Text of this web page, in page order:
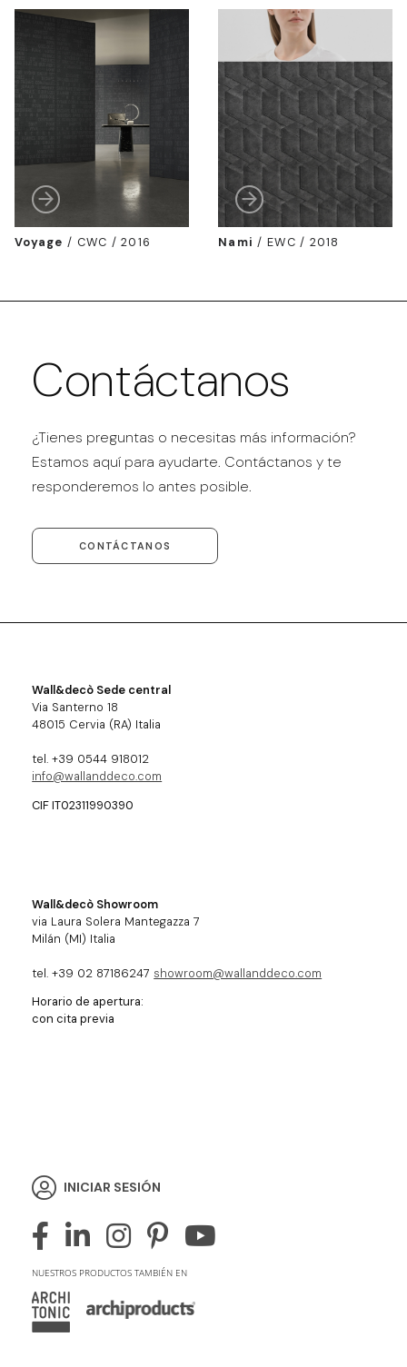
Voyage / CWC / 2016 Nami / EWC / 2018
Contáctanos
¿Tienes preguntas o necesitas más información?
Estamos aquí para ayudarte. Contáctanos y te
responderemos lo antes posible.
CONTÁCTANOS
Wall&decò Sede central
Via Santerno 18
48015 Cervia (RA) Italia
tel. +39 0544 918012
info@wallanddeco.com
CIF IT02311990390
Wall&decò Showroom
via Laura Solera Mantegazza 7
Milán (MI) Italia
tel. +39 02 87186247 showroom@wallanddeco.com
Horario de apertura:
con cita previa
INICIAR SESIÓN
NUESTROS PRODUCTOS TAMBIÉN EN